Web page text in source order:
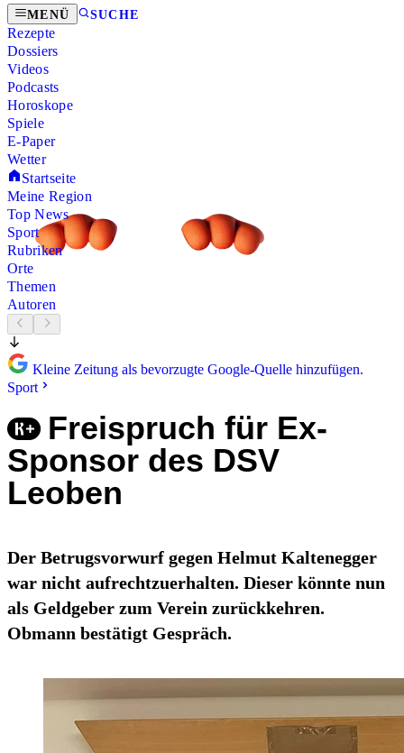
MENÜ SUCHE
Rezepte
Dossiers
Videos
Podcasts
Horoskope
Spiele
E-Paper
Wetter
Startseite
Meine Region
Top News
Sport
Rubriken
Orte
Themen
Autoren
Kleine Zeitung als bevorzugte Google-Quelle hinzufügen.
Sport
Freispruch für Ex-
Sponsor des DSV
Leoben
Der Betrugsvorwurf gegen Helmut Kaltenegger
war nicht aufrechtzuerhalten. Dieser könnte nun
als Geldgeber zum Verein zurückkehren.
Obmann bestätigt Gespräch.